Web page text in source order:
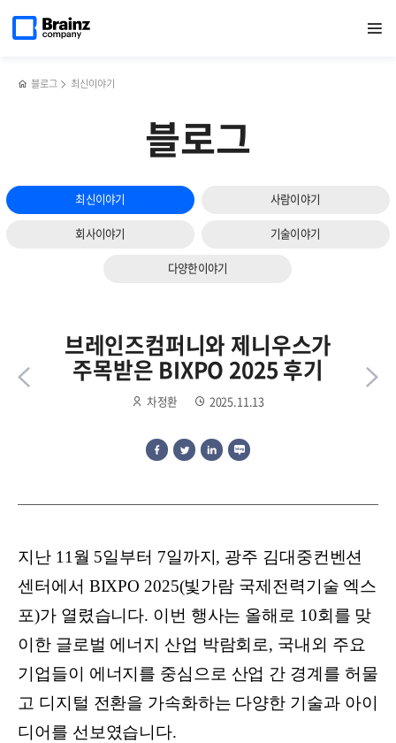
열기
페이지로
블로그 최신이야기
블로그
최신이야기 사람이야기
회사이야기 기술이야기
다양한이야기
모니터링에서
4가지
브레인즈컴퍼니와 제니우스가
주목받은 BIXPO 2025 후기
차정환 2025.11.13
지난 11월 5일부터 7일까지, 광주 김대중컨벤션
센터에서 BIXPO 2025(빛가람 국제전력기술 엑스
포)가 열렸습니다. 이번 행사는 올해로 10회를 맞
이한 글로벌 에너지 산업 박람회로, 국내외 주요
기업들이 에너지를 중심으로 산업 간 경계를 허물
고 디지털 전환을 가속화하는 다양한 기술과 아이
디어를 선보였습니다.
다음
슬라이드